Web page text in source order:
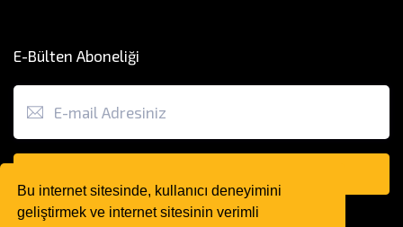
Bu internet sitesinde, kullanıcı deneyimini
geliştirmek ve internet sitesinin verimli
E-Bülten Aboneliği